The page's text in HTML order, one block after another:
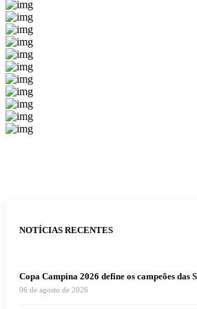
NOTÍCIAS RECENTES
Copa Campina 2026 define os campeões das
06 de agosto de 2026